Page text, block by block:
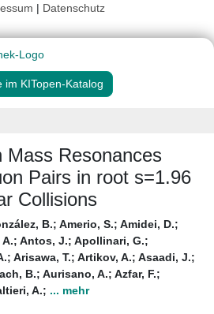
| Datenschutz
im KITopen-Katalog
Mass Resonances
Pairs in root s=1.96
Collisions
B.; Amerio, S.; Amidei, D.;
; Antos, J.; Apollinari, G.;
; Arisawa, T.; Artikov, A.; Asaadi, J.;
B.; Aurisano, A.; Azfar, F.;
A.; ... mehr